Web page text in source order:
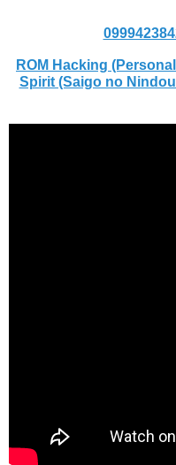
ROM Hacking
Spirit (Saigo no